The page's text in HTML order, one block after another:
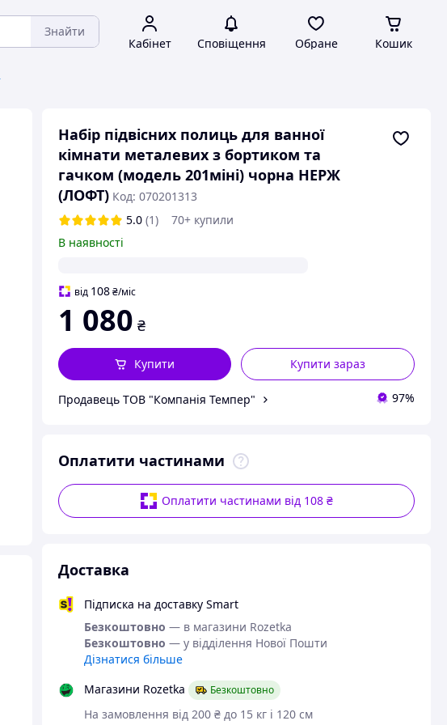
Знайти
Кабінет Сповіщення Обране Кошик
Набір підвісних полиць для ванної
кімнати металевих з бортиком та
гачком (модель 201міні) чорна НЕРЖ
(ЛОФТ) Код: 070201313
5.0 (1)
70+ купили
В наявності
від 108 ₴/міс
1 080 ₴
Купити зараз
Купити
Продавець ТОВ "Компанія Темпер" 97%
Оплатити частинами
Оплатити частинами від 108 ₴
Доставка
Підписка на доставку Smart
Безкоштовно — в магазини Rozetka
Безкоштовно — у відділення Нової Пошти
Дізнатися більше
Магазини Rozetka
Безкоштовно
На замовлення від 200 ₴ до 15 кг і 120 см